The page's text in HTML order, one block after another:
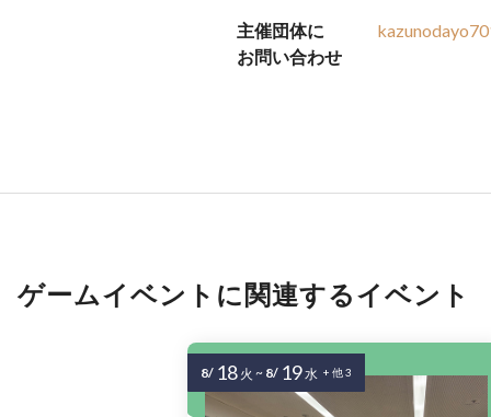
主催団体に
お問い合わせ
ゲームイベントに関連するイベント
8/ 18 火 ~ 8/ 19水 + 他 3